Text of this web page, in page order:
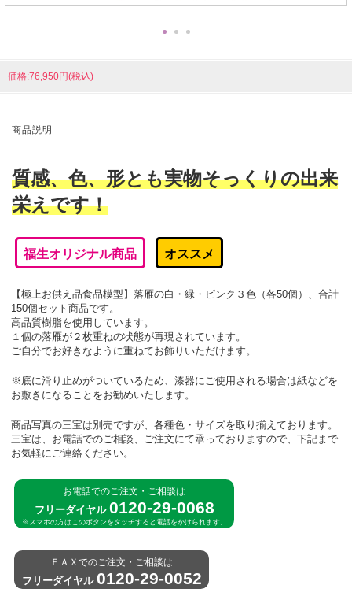
価格:76,950円(税込)
商品説明
質感、色、形とも実物そっくりの出来
栄えです！
福生オリジナル商品 オススメ
【極上お供え品食品模型】落雁の白・緑・ピンク３色（各50個）、合計
150個セット商品です。
高品質樹脂を使用しています。
１個の落雁が２枚重ねの状態が再現されています。
ご自分でお好きなように重ねてお飾りいただけます。
※底に滑り止めがついているため、漆器にご使用される場合は紙などを
お敷きになることをお勧めいたします。
商品写真の三宝は別売ですが、各種色・サイズを取り揃えております。
三宝は、お電話でのご相談、ご注文にて承っておりますので、下記まで
お気軽にご連絡ください。
お電話でのご注文・ご相談は
フリーダイヤル 0120-29-0068
※スマホの方はこのボタンをタッチすると電話をかけられます。
ＦＡＸでのご注文・ご相談は
フリーダイヤル 0120-29-0052